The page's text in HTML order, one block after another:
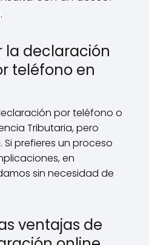
la declaración
teléfono en
por teléfono o
Tributaria, pero
prefieres un proceso
en
sin necesidad de
ventajas de